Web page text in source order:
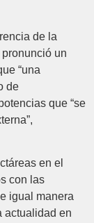
de la
un
“una
de
que “se
en el
con las
igual manera
actualidad en